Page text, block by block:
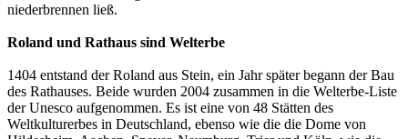
niederbrennen ließ.
Roland und Rathaus sind Welterbe
1404 entstand der Roland aus Stein, ein Jahr später begann der Bau
des Rathauses. Beide wurden 2004 zusammen in die Welterbe-Liste
der Unesco aufgenommen. Es ist eine von 48 Stätten des
Weltkulturerbes in Deutschland, ebenso wie die die Dome von